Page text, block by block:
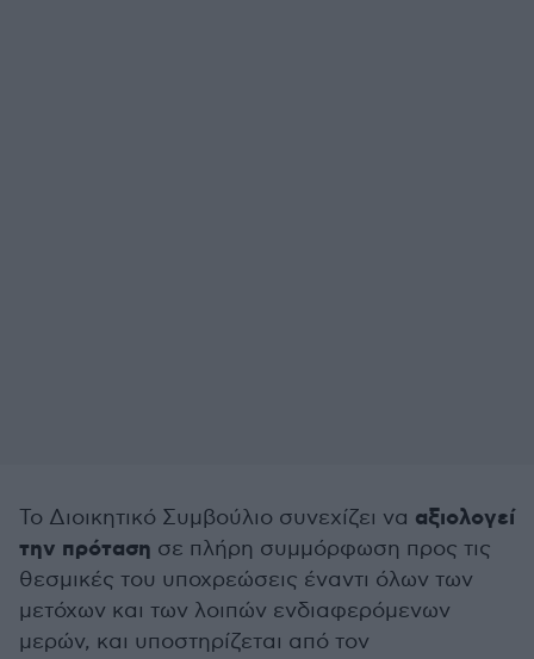
Το Διοικητικό Συμβούλιο συνεχίζει να αξιολογεί
την πρόταση σε πλήρη συμμόρφωση προς τις
θεσμικές του υποχρεώσεις έναντι όλων των
μετόχων και των λοιπών ενδιαφερόμενων
μερών, και υποστηρίζεται από τον